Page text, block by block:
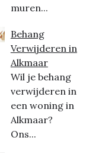
muren...
Behang
Verwijderen in
Alkmaar
Wil je behang
verwijderen in
een woning in
Alkmaar?
Ons...